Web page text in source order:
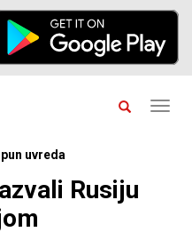
uvreda
Rusiju